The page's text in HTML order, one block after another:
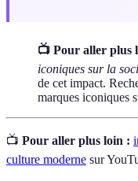
📺 Pour aller plus
iconiques sur la
de cet impact.
marques iconiques
📺 Pour aller plus loin :
culture moderne sur